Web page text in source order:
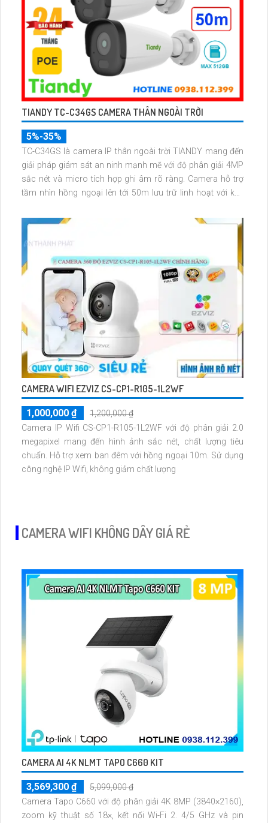
TIANDY TC-C34GS CAMERA THÂN NGOÀI TRỜI
5%-35%
TC-C34GS là camera IP thân ngoài trời TIANDY mang đến
giải pháp giám sát an ninh mạnh mẽ với độ phân giải 4MP
sắc nét và micro tích hợp ghi âm rõ ràng. Camera hỗ trợ
tầm nhìn hồng ngoại lên tới 50m lưu trữ linh hoạt với khe
nghệ POE.
CAMERA WIFI EZVIZ CS-CP1-R105-1L2WF
1,000,000 ₫
1,200,000 ₫
Camera IP Wifi CS-CP1-R105-1L2WF với độ phân giải 2.0
megapixel mang đến hình ảnh sắc nét, chất lượng tiêu
chuẩn. Hỗ trợ xem ban đêm với hồng ngoại 10m. Sử dụng
công nghệ IP Wifi, không giảm chất lượng
CAMERA WIFI KHÔNG DÂY GIÁ RẺ
CAMERA AI 4K NLMT TAPO C660 KIT
3,569,300 ₫
5,099,000 ₫
Camera Tapo C660 với độ phân giải 4K 8MP (3840×2160),
zoom kỹ thuật số 18×, kết nối Wi-Fi 2. 4/5 GHz và pin